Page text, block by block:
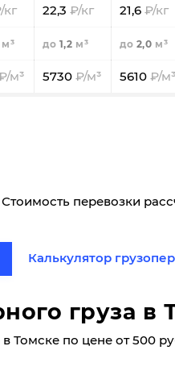
22,3 21,6
1,2 2,0
5730 5610
перевозки
Калькулятор
груза в
Томске по цене от 500